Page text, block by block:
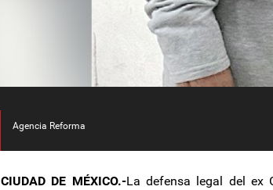
Agencia Reforma
CIUDAD DE MÉXICO.-La defensa legal del ex